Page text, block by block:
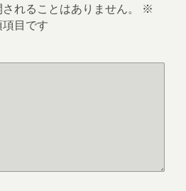
れることはありません。
※
目です